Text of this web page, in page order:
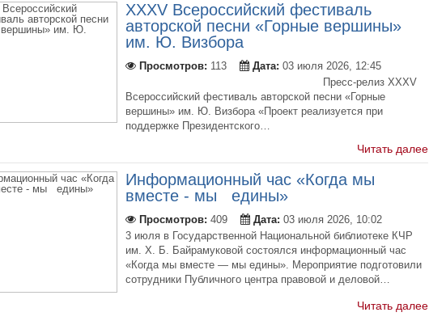
XXXV Всероссийский фестиваль
авторской песни «Горные вершины»
им. Ю. Визбора
Просмотров: 113 Дата: 03 июля 2026, 12:45
Пресс-релиз XXXV
Всероссийский фестиваль авторской песни «Горные
вершины» им. Ю. Визбора «Проект реализуется при
поддержке Президентского…
Читать далее
Информационный час «Когда мы
вместе - мы едины»
Просмотров: 409 Дата: 03 июля 2026, 10:02
3 июля в Государственной Национальной библиотеке КЧР
им. Х. Б. Байрамуковой состоялся информационный час
«Когда мы вместе — мы едины». Мероприятие подготовили
сотрудники Публичного центра правовой и деловой…
Читать далее